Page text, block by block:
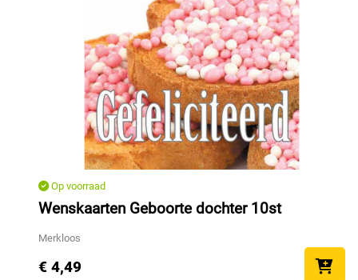
Op voorraad
Wenskaarten Geboorte dochter 10st
Merkloos
€ 4,49